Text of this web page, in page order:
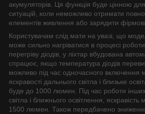
акумуляторів. Ця функція буде цінною
ситуацій, коли неможливо отримати
елементів живлення або зарядити
Користувачам слід мати на увазі, що
може сильно нагріватися в процесі
перегріву діодів, у ліхтар вбудована
спрацює, якщо температура діодів
можливо під час одночасного включення
яскравості дальнього світла і близьке
буде до 1000 люмен. Під час роботи
світла і ближнього освітлення,
1500 люмен. Також передбачено